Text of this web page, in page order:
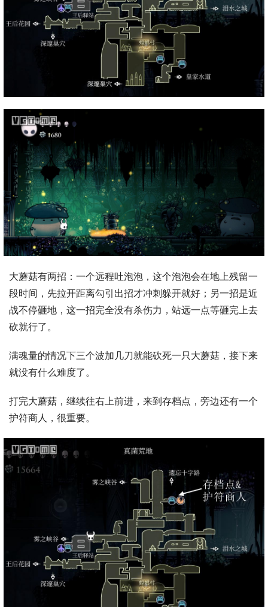
大蘑菇有两招：一个远程吐泡泡，这个泡泡会在地上残留一
段时间，先拉开距离勾引出招才冲刺躲开就好；另一招是近
战不停砸地，这一招完全没有杀伤力，站远一点等砸完上去
砍就行了。
满魂量的情况下三个波加几刀就能砍死一只大蘑菇，接下来
就没有什么难度了。
打完大蘑菇，继续往右上前进，来到存档点，旁边还有一个
护符商人，很重要。